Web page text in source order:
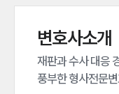
변호사소개
재판과 수사 대응
풍부한 형사전문